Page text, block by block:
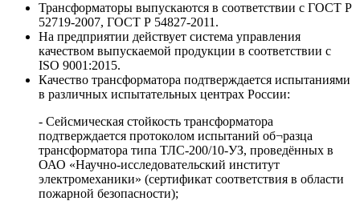
Трансформаторы выпускаются в соответствии с ГОСТ Р
52719-2007, ГОСТ Р 54827-2011.
На предприятии действует система управления
качеством выпускаемой продукции в соответствии с
ISO 9001:2015.
Качество трансформатора подтверждается испытаниями
в различных испытательных центрах России:
- Сейсмическая стойкость трансформатора
подтверждается протоколом испытаний об¬разца
трансформатора типа ТЛС-200/10-УЗ, проведённых в
ОАО «Научно-исследовательский институт
электромеханики» (сертификат соответствия в области
пожарной безопасности);